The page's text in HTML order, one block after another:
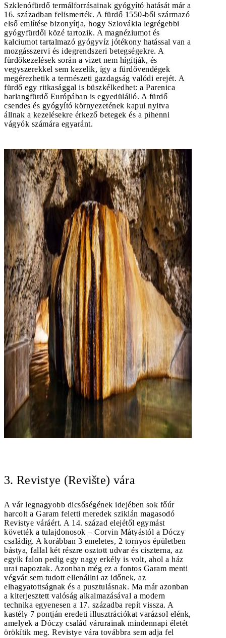
Szklenófürdő termálforrásainak gyógyító hatását már a
16. században felismerték. A fürdő 1550-ből származó
első említése bizonyítja, hogy Szlovákia legrégebbi
gyógyfürdői közé tartozik. A magnéziumot és
kalciumot tartalmazó gyógyvíz jótékony hatással van a
mozgásszervi és idegrendszeri betegségekre. A
fürdőkezelések során a vizet nem hígítják, és
vegyszerekkel sem kezelik, így a fürdővendégek
megérezhetik a természeti gazdagság valódi erejét. A
fürdő egy ritkasággal is büszkélkedhet: a Parenica
barlangfürdő Európában is egyedülálló. A fürdő
csendes és gyógyító környezetének kapui nyitva
állnak a kezelésekre érkező betegek és a pihenni
vágyók számára egyaránt.
3. Revistye (Revište) vára
A vár legnagyobb dicsőségének idejében sok főúr
harcolt a Garam feletti meredek sziklán magasodó
Revistye váráért. A 14. század elejétől egymást
követték a tulajdonosok – Corvin Mátyástól a Dóczy
családig. A korábban 3 emeletes, 2 tornyos épületben
bástya, fallal két részre osztott udvar és ciszterna, az
egyik falon pedig egy nagy erkély is volt, ahol a ház
urai napoztak. Azonban még ez a fontos Garam menti
végvár sem tudott ellenállni az időnek, az
elhagyatottságnak és a pusztulásnak. Ma már azonban
a kiterjesztett valóság alkalmazásával a modern
technika egyenesen a 17. századba repít vissza. A
kastély 7 pontján eredeti illusztrációkat varázsol elénk,
amelyek a Dóczy család várurainak mindennapi életét
örökítik meg. Revistye vára továbbra sem adja fel